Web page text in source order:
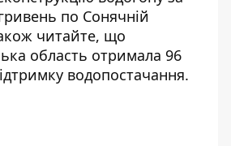
по Сонячній
читайте, що
область отримала 96
водопостачання.